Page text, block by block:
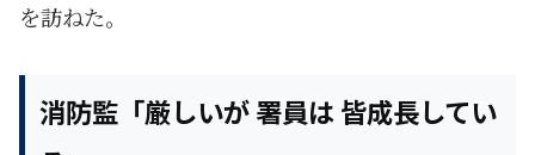
を訪ねた。
消防監「厳しいが 署員は 皆成長してい